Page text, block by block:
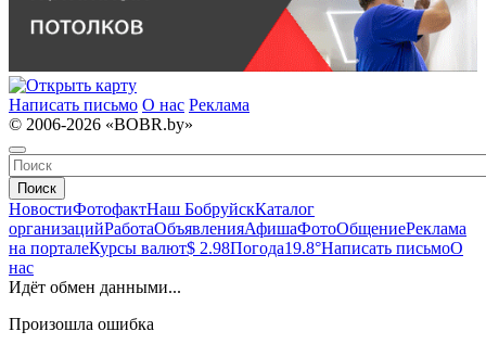
Написать письмо О нас Реклама
© 2006-2026 «BOBR.by»
Поиск
НовостиФотофактНаш БобруйскКаталог
организацийРаботаОбъявленияАфишаФотоОбщениеРеклама
на порталеКурсы валют$ 2.98Погода19.8°Написать письмоО
нас
Идёт обмен данными...
Произошла ошибка